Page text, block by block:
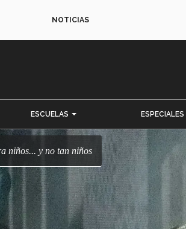
NOTICIAS
ESCUELAS ESPECIALES
niños... y no tan niños